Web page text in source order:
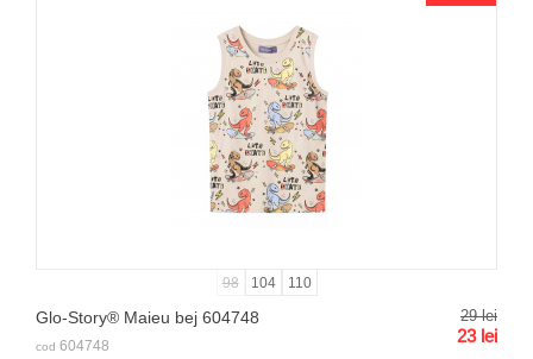
98 104 110
Glo-Story® Maieu bej 604748 29 lei
23 lei
cod 604748